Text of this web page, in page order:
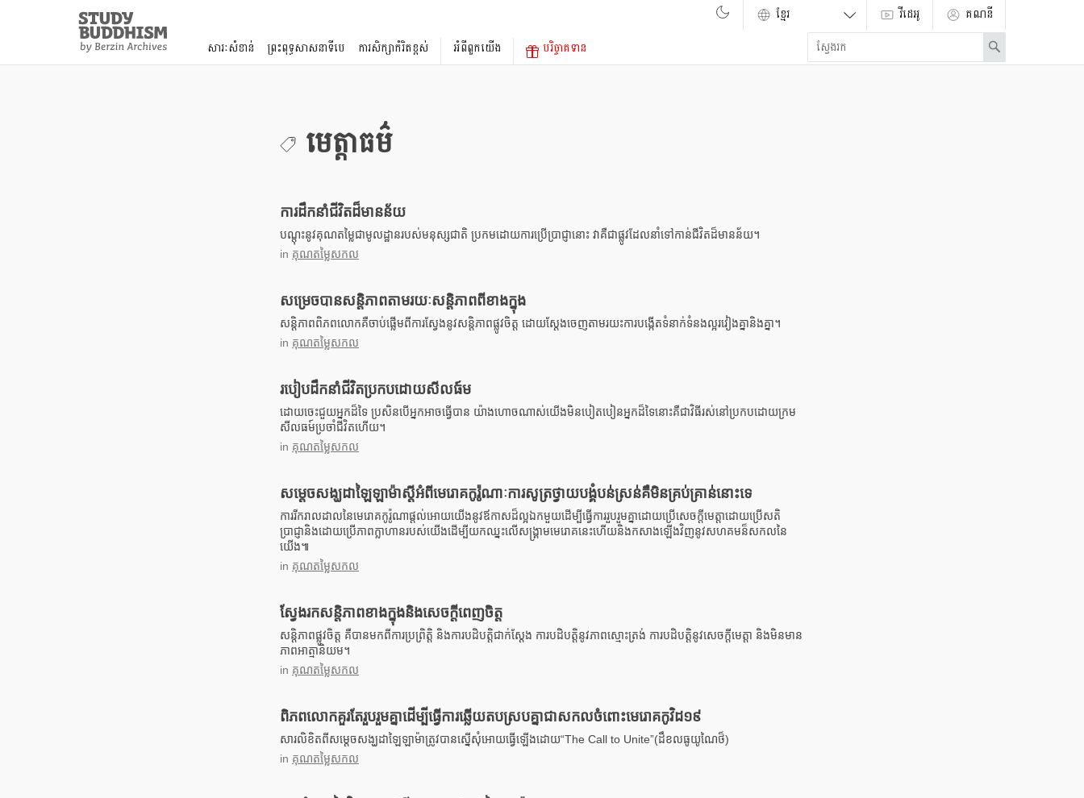
Study
Buddhism
Home
សារៈសំខាន់ ព្រះពុទ្ធសាសនាទីបេ ការសិក្សាកំរិតខ្ពស់ អំពីពួកយើង បរិច្ចាគទាន
វីដេអូ
គណនី
Enter
search
term
Search
មេត្តាធម៌
ការដឹកនាំជីវិតដ៏មានន័យ
បណ្តុះនូវគុណតម្លៃជាមូលដ្ឋានរបស់មនុស្សជាតិ ប្រកមដោយការប្រើប្រាជ្ញានោះ វាគឺជាផ្លូវដែលនាំទៅកាន់ជីវិតដ៏មានន័យ។​
in គុណតម្លៃសកល
សម្រេចបានសន្តិភាពតាមរយៈសន្តិភាពពីខាងក្នុង
សន្តិភាពពិភពលោកគឺចាប់ផ្លើមពីការស្វែងនូវសន្តិភាពផ្លូវចិត្ត ដោយស្តែងចេញតាមរយះការបង្កើតទំនាក់ទំនងល្អរវៀងគ្នានិងគ្នា។
in គុណតម្លៃសកល
របៀបដឹកនាំជីវិតប្រកបដោយសីលធ៍ម
ដោយចេះជួយអ្នកដ៏ទៃ ប្រសិនបើអ្នកអាចធ្វើបាន យ៉ាងហោចណាស់យើងមិនបៀតបៀនអ្នកដ៏ទៃនោះគឺជាវិធីរស់នៅប្រកបដោយក្រម
សីលធម៍ប្រចាំជីវិតហើយ។
in គុណតម្លៃសកល
សម្តេចសង្ឃដាឡៃឡាម៉ាស្តីអំពីមេរោគកូរ៉ូណាៈការសូត្រថ្វាយបង្គំបន់ស្រន់គឺមិនគ្រប់គ្រាន់នោះទេ
ការរីករាលដាលនៃមេរោគកូរ៉ូណាផ្តល់អោយយើងនូវឪកាសដ៏ល្អឯកមួយដើម្បីធ្វើការរួបរួមគ្នាដោយប្រើសេចក្តីមេត្តាដោយប្រើសតិ
ប្រាជ្ញានិងដោយប្រើភាពក្លាហានរបស់យើងដើម្បីយកឈ្នះលើសង្គ្រាមមេរោគនេះហើយនិងកសាងឡើងវិញនូវសហគមន៏សកលនៃ
យើង៕
in គុណតម្លៃសកល
ស្វែងរកសន្តិភាពខាងក្នុងនិងសេចក្តីពេញចិត្ត
សន្តិភាពផ្លូវចិត្ត គឺបានមកពីការប្រព្រិត្តិ​ និងការបដិបត្តិជាក់ស្តែង ការបដិបត្តិនូវភាពស្មោះត្រង់ ការបដិបត្តិនូវសេចក្តីមេត្តា និងមិនមាន
ភាពអាត្មានិយម។
in គុណតម្លៃសកល
ពិភពលោកគួរតែរួបរួមគ្នាដើម្បីធ្វើការឆ្លើយតបស្របគ្នាជាសកលចំពោះមេរោគកូវិដ១៩
សារលិខិតពីសម្តេចសង្ឃដាឡៃឡាម៉ាត្រូវបានស្នើសំុអោយធ្វើឡើងដោយ“The Call to Unite”(ដឹខលធូយូណៃថ៏)
in គុណតម្លៃសកល